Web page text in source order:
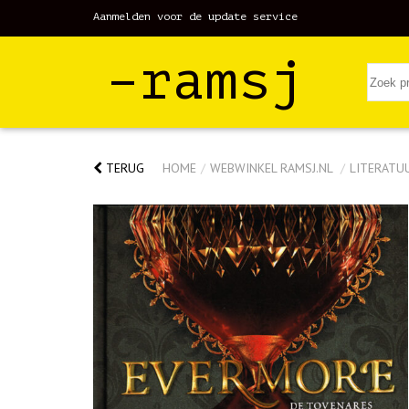
Aanmelden voor de update service
–ramsj
TERUG HOME / WEBWINKEL RAMSJ.NL /